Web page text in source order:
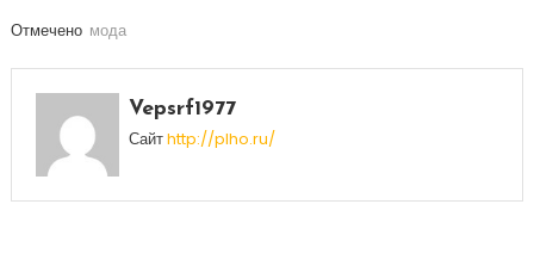
Отмечено мода
Vepsrf1977
Сайтhttp://plho.ru/